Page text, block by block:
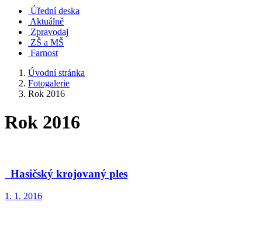
Úřední deska
Aktuálně
Zpravodaj
ZŠ a MŠ
Farnost
Úvodní stránka
Fotogalerie
Rok 2016
Rok 2016
Hasičský krojovaný ples
1. 1. 2016